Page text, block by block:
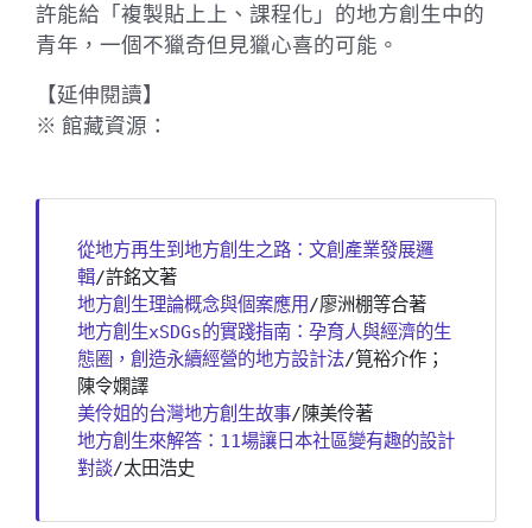
許能給「複製貼上上、課程化」的地方創生中的
青年，一個不獵奇但見獵心喜的可能。
【延伸閱讀】
※ 館藏資源：
從地方再生到地方創生之路：文創產業發展邏
輯/許銘文著
地方創生理論概念與個案應用/廖洲棚等合著
地方創生xSDGs的實踐指南：孕育人與經濟的生
態圈，創造永續經營的地方設計法/筧裕介作；
陳令嫻譯
美伶姐的台灣地方創生故事/陳美伶著
地方創生來解答：11場讓日本社區變有趣的設計
對談/太田浩史